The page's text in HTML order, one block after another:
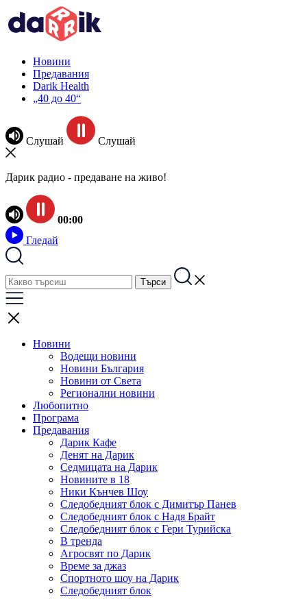
Новини
Предавания
Darik Health
„40 до 40“
Слушай Слушай
Дарик радио - предаване на живо!
00:00
Гледай
Новини
Водещи новини
Новини България
Новини от Света
Регионални новини
Любопитно
Програма
Предавания
Дарик Кафе
Денят на Дарик
Седмицата на Дарик
Новините в 18
Ники Кънчев Шоу
Следобедният блок с Димитър Панев
Следобедният блок с Надя Брайт
Следобедният блок с Гери Турийска
В тренда
Агросвят по Дарик
Време за джаз
Спортното шоу на Дарик
Следобедният блок